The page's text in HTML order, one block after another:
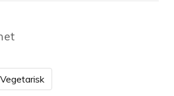
Vegetarisk